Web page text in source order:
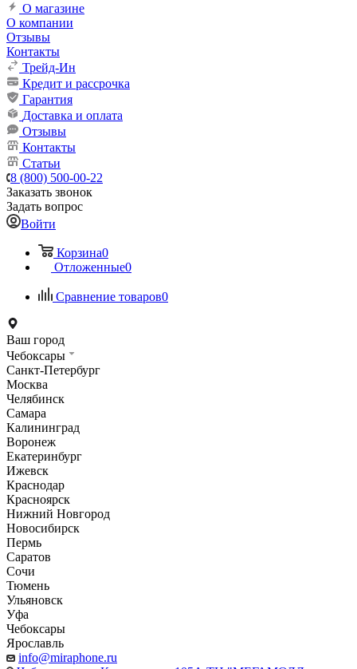
О магазине
О компании
Отзывы
Контакты
Трейд-Ин
Кредит и рассрочка
Гарантия
Доставка и оплата
Отзывы
Контакты
Статьи
8 (800) 500-00-22
Заказать звонок
Задать вопрос
Войти
Корзина0
Отложенные0
Сравнение товаров0
Ваш город
Чебоксары
Санкт-Петербург
Москва
Челябинск
Самара
Калининград
Воронеж
Екатеринбург
Ижевск
Краснодар
Красноярск
Нижний Новгород
Новосибирск
Пермь
Саратов
Сочи
Тюмень
Ульяновск
Уфа
Чебоксары
Ярославль
info@miraphone.ru